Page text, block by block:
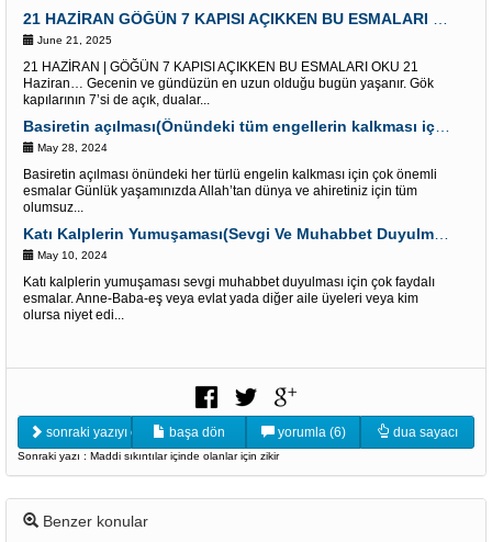
June 21, 2025
21 HAZİRAN | GÖĞÜN 7 KAPISI AÇIKKEN BU ESMALARI OKU 21
Haziran… Gecenin ve gündüzün en uzun olduğu bugün yaşanır. Gök
kapılarının 7’si de açık, dualar...
May 28, 2024
Basiretin açılması önündeki her türlü engelin kalkması için çok önemli
esmalar Günlük yaşamınızda Allah’tan dünya ve ahiretiniz için tüm
olumsuz...
May 10, 2024
Katı kalplerin yumuşaması sevgi muhabbet duyulması için çok faydalı
esmalar. Anne-Baba-eş veya evlat yada diğer aile üyeleri veya kim
olursa niyet edi...
sonraki yazıyı oku başa dön yorumla (6) dua sayacı
Sonraki yazı : Maddi sıkıntılar içinde olanlar için zikir
Benzer konular